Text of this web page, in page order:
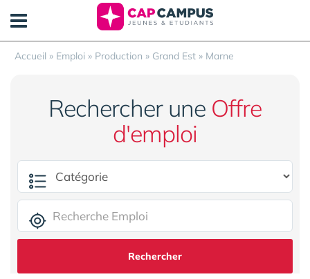
Accueil » Emploi » Production » Grand Est » Marne
Rechercher une Offre
d'emploi
Rechercher
Panneau de gestion des cookies